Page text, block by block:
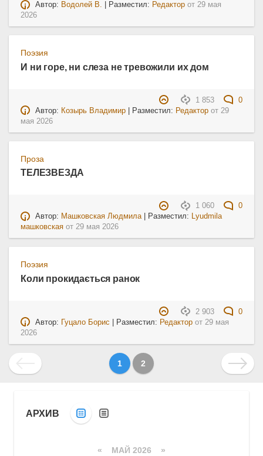
Автор: Водолей В. | Разместил: Редактор от29 мая
2026
Поэзия
И ни горе, ни слеза не тревожили их дом
1 853
0
Автор: Козырь Владимир | Разместил: Редактор от29
мая 2026
Проза
ТЕЛЕЗВЕЗДА
1 060
0
Автор: Машковская Людмила| Разместил: Lyudmila
машковская от 29 мая 2026
Поэзия
Коли прокидається ранок
2 903
0
Автор: Гуцало Борис | Разместил: Редактор от 29 мая
2026
1 2
АРХИВ
« МАЙ 2026 »